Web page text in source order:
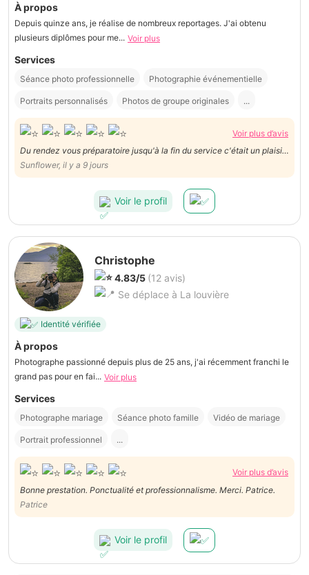
À propos
Depuis quinze ans, je réalise de nombreux reportages. J'ai obtenu
plusieurs diplômes pour me... Voir plus
Services
Séance photo professionnelle Photographie événementielle
Portraits personnalisés Photos de groupe originales ...
Voir plus d’avis
Du rendez vous préparatoire jusqu'à la fin du service c'était un plaisir
de collaborer avec Jacques! Nous le recommandons vivement.
Sunflower, il y a 9 jours
Voir le profil
Christophe
4.83/5 (12 avis)
Se déplace à La louvière
Identité vérifiée
À propos
Photographe passionné depuis plus de 25 ans, j'ai récemment franchi le
grand pas pour en fai... Voir plus
Services
Photographe mariage Séance photo famille Vidéo de mariage
Portrait professionnel ...
Voir plus d’avis
Bonne prestation. Ponctualité et professionnalisme. Merci. Patrice.
Patrice
Voir le profil